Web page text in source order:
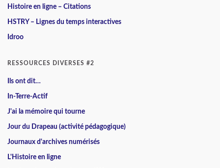
Histoire en ligne – Citations
HSTRY – Lignes du temps interactives
Idroo
RESSOURCES DIVERSES #2
Ils ont dit…
In-Terre-Actif
J'ai la mémoire qui tourne
Jour du Drapeau (activité pédagogique)
Journaux d'archives numérisés
L'Histoire en ligne